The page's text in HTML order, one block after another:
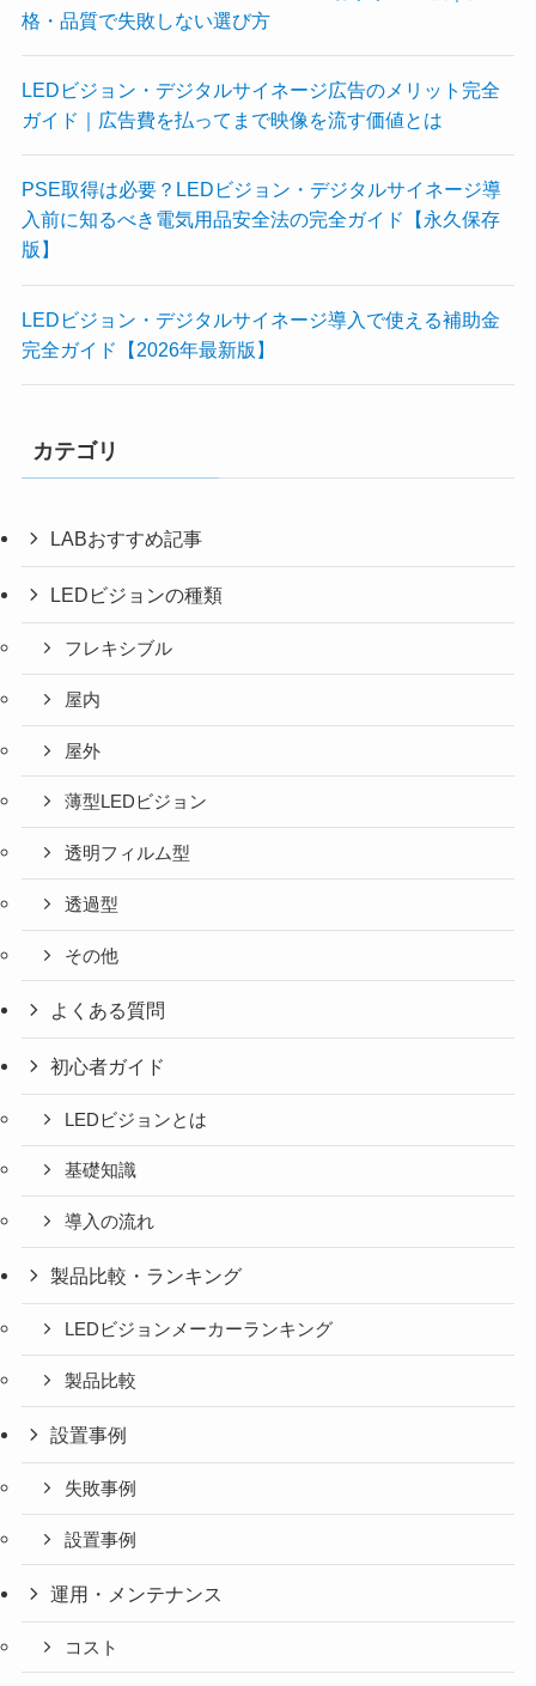
格・品質で失敗しない選び方
LEDビジョン・デジタルサイネージ広告のメリット完全
ガイド｜広告費を払ってまで映像を流す価値とは
PSE取得は必要？LEDビジョン・デジタルサイネージ導
入前に知るべき電気用品安全法の完全ガイド【永久保存
版】
LEDビジョン・デジタルサイネージ導入で使える補助金
完全ガイド【2026年最新版】
カテゴリ
LABおすすめ記事
LEDビジョンの種類
フレキシブル
屋内
屋外
薄型LEDビジョン
透明フィルム型
透過型
その他
よくある質問
初心者ガイド
LEDビジョンとは
基礎知識
導入の流れ
製品比較・ランキング
LEDビジョンメーカーランキング
製品比較
設置事例
失敗事例
設置事例
運用・メンテナンス
コスト